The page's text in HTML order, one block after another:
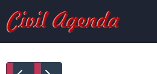
Ugrás
tartalomra